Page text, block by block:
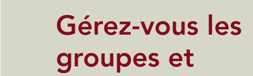
Gérez-vous les
groupes et